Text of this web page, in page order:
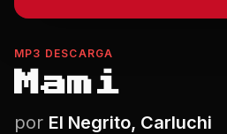
MP3 DESCARGA
Mami
por El Negrito, Carluchi